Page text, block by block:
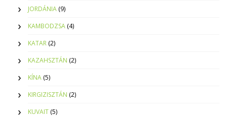
JORDÁNIA (9)
KAMBODZSA (4)
KATAR (2)
KAZAHSZTÁN (2)
KÍNA (5)
KIRGIZISZTÁN (2)
KUVAIT (5)